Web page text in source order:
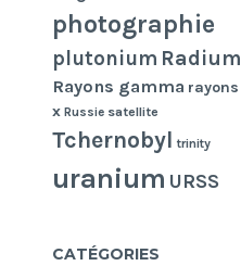
photographie
plutonium Radium
Rayons gamma rayons
x Russie satellite
Tchernobyl trinity
uranium URSS
CATÉGORIES